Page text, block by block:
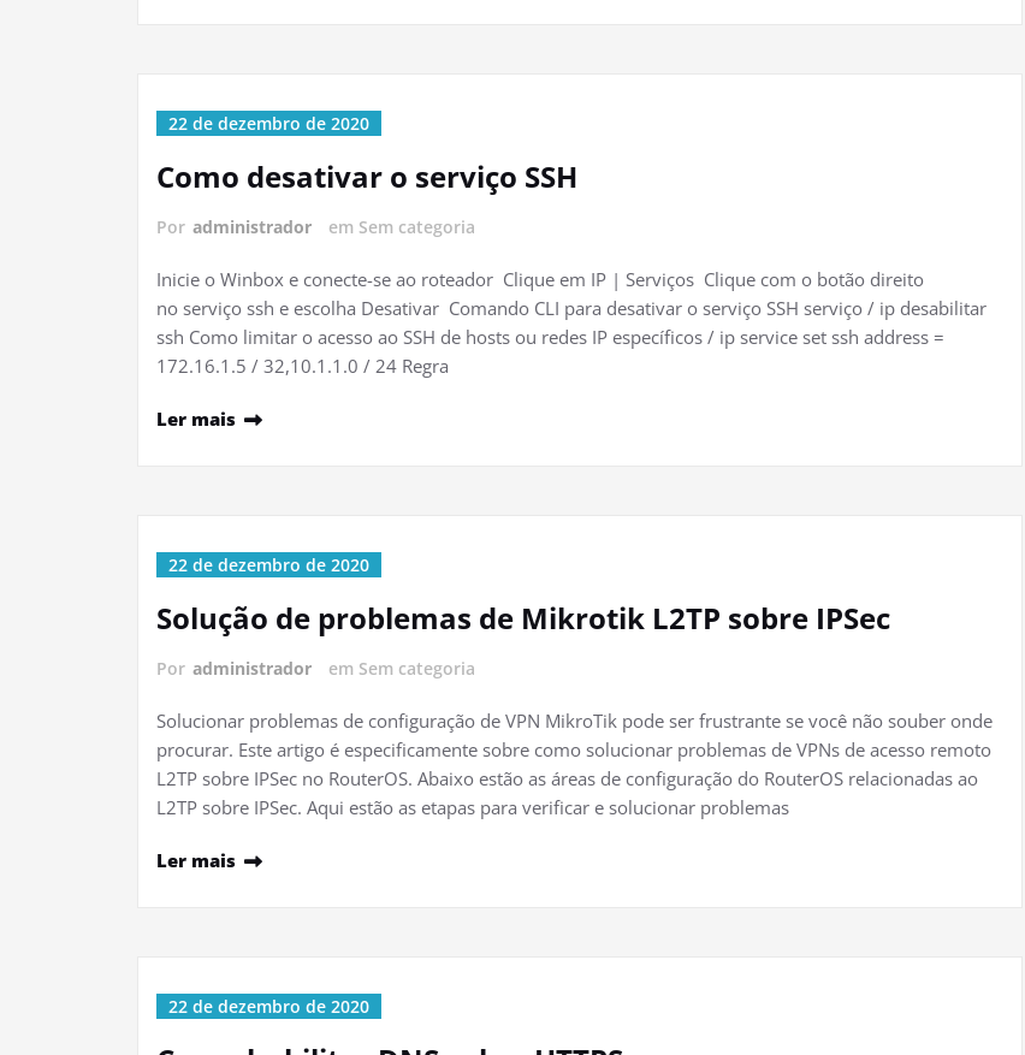
22 de dezembro de 2020
Como desativar o serviço SSH
Por administrador em Sem categoria
Inicie o Winbox e conecte-se ao roteador Clique em IP | Serviços Clique com o botão direito
no serviço ssh e escolha Desativar Comando CLI para desativar o serviço SSH serviço / ip desabilitar
ssh Como limitar o acesso ao SSH de hosts ou redes IP específicos / ip service set ssh address =
172.16.1.5 / 32,10.1.1.0 / 24 Regra
Ler mais
22 de dezembro de 2020
Solução de problemas de Mikrotik L2TP sobre IPSec
Por administrador em Sem categoria
Solucionar problemas de configuração de VPN MikroTik pode ser frustrante se você não souber onde
procurar. Este artigo é especificamente sobre como solucionar problemas de VPNs de acesso remoto
L2TP sobre IPSec no RouterOS. Abaixo estão as áreas de configuração do RouterOS relacionadas ao
L2TP sobre IPSec. Aqui estão as etapas para verificar e solucionar problemas
Ler mais
22 de dezembro de 2020